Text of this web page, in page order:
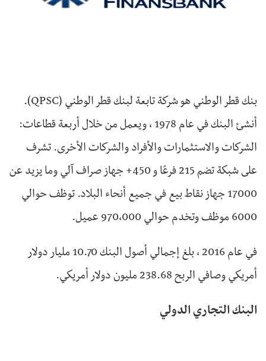
بنك قطر الوطني هو شركة تابعة لبنك قطر الوطني (QPSC).
أنشئ البنك في عام 1978 ، ويعمل من خلال أربعة قطاعات:
الشركات والاستثمارات والأفراد والشركات الأخرى. تشرف
على شبكة تضم 215 فرعًا و 450+ جهاز صراف آلي وما يزيد عن
17000 جهاز نقاط بيع في جميع أنحاء البلاد. توظف حوالي
6000 موظف وتخدم حوالي 970،000 عميل.
في عام 2016 ، بلغ إجمالي أصول البنك 10.70 مليار دولار
أمريكي وصافي الربح 238.68 مليون دولار أمريكي.
البنك التجاري الدولي